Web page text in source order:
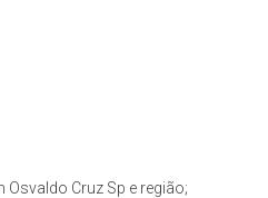
Cruz Sp e região;